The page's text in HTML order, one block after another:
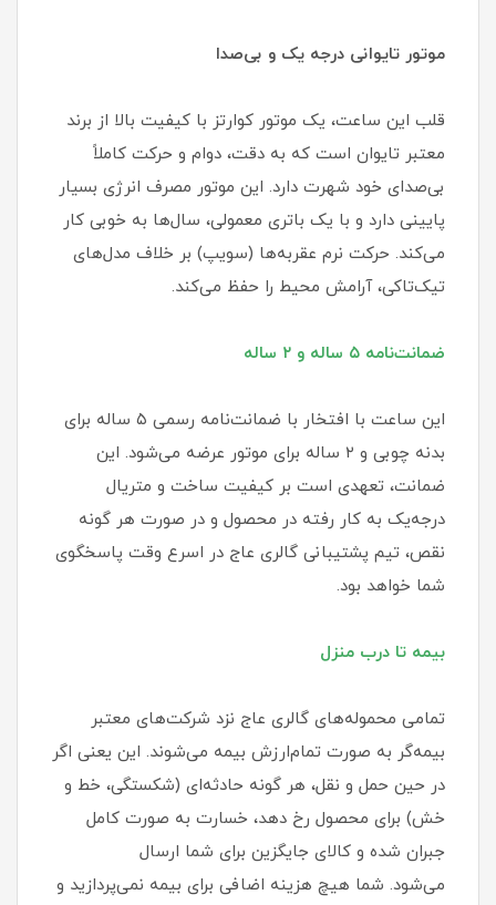
موتور تایوانی درجه یک و بی‌صدا
قلب این ساعت، یک موتور کوارتز با کیفیت بالا از برند
معتبر تایوان است که به دقت، دوام و حرکت کاملاً
بی‌صدای خود شهرت دارد. این موتور مصرف انرژی بسیار
پایینی دارد و با یک باتری معمولی، سال‌ها به خوبی کار
می‌کند. حرکت نرم عقربه‌ها (سویپ) بر خلاف مدل‌های
تیک‌تاکی، آرامش محیط را حفظ می‌کند.
ضمانت‌نامه ۵ ساله و ۲ ساله
این ساعت با افتخار با ضمانت‌نامه رسمی ۵ ساله برای
بدنه چوبی و ۲ ساله برای موتور عرضه می‌شود. این
ضمانت، تعهدی است بر کیفیت ساخت و متریال
درجه‌یک به کار رفته در محصول و در صورت هر گونه
نقص، تیم پشتیبانی گالری عاج در اسرع وقت پاسخگوی
شما خواهد بود.
بیمه تا درب منزل
تمامی محموله‌های گالری عاج نزد شرکت‌های معتبر
بیمه‌گر به صورت تمام‌ارزش بیمه می‌شوند. این یعنی اگر
در حین حمل و نقل، هر گونه حادثه‌ای (شکستگی، خط و
خش) برای محصول رخ دهد، خسارت به صورت کامل
جبران شده و کالای جایگزین برای شما ارسال
می‌شود. شما هیچ هزینه اضافی برای بیمه نمی‌پردازید و